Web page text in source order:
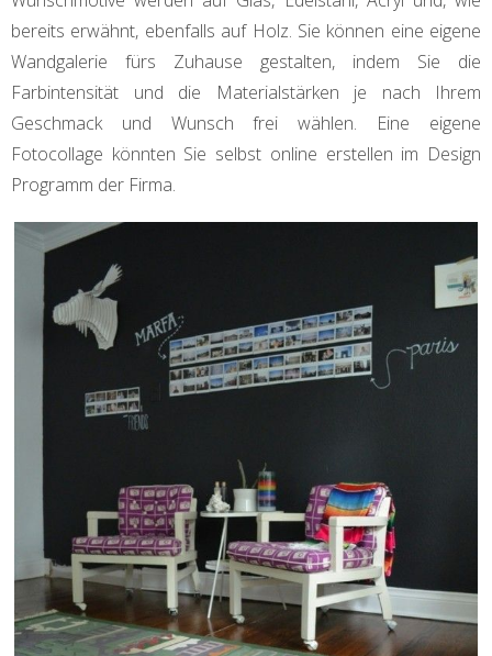
bereits erwähnt, ebenfalls auf Holz. Sie können eine eigene
Wandgalerie fürs Zuhause gestalten, indem Sie die
Farbintensität und die Materialstärken je nach Ihrem
Geschmack und Wunsch frei wählen. Eine eigene
Fotocollage könnten Sie selbst online erstellen im Design
Programm der Firma.